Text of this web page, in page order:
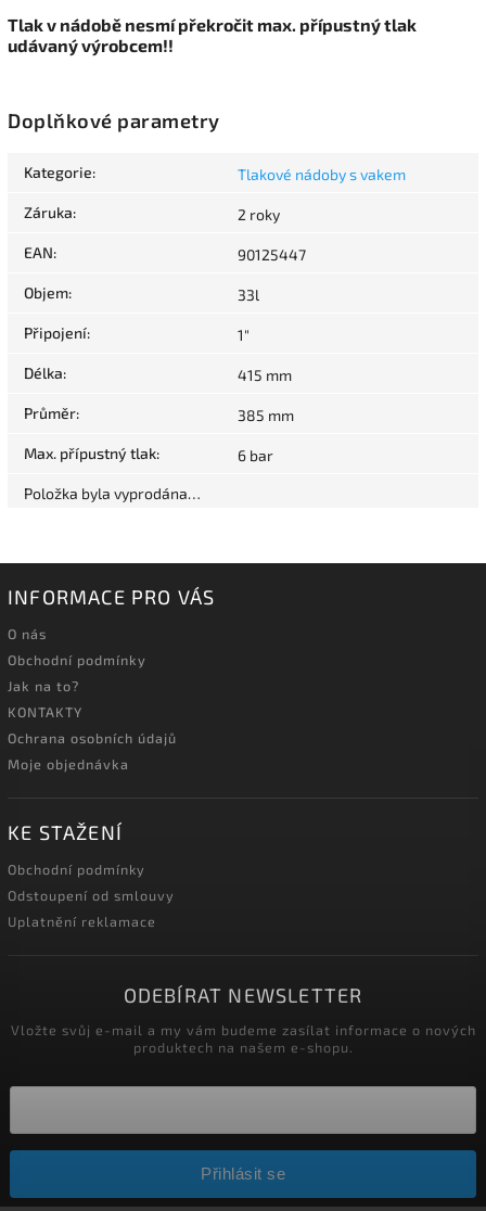
Tlak v nádobě nesmí překročit max. přípustný tlak
udávaný výrobcem!!
Doplňkové parametry
Kategorie: Tlakové nádoby s vakem
Záruka: 2 roky
EAN: 90125447
Objem: 33l
Připojení: 1"
Délka: 415 mm
Průměr: 385 mm
Max. přípustný tlak: 6 bar
Položka byla vyprodána…
INFORMACE PRO VÁS
O nás
Obchodní podmínky
Jak na to?
KONTAKTY
Ochrana osobních údajů
Moje objednávka
KE STAŽENÍ
Obchodní podmínky
Odstoupení od smlouvy
Uplatnění reklamace
ODEBÍRAT NEWSLETTER
Vložte svůj e-mail a my vám budeme zasílat informace o nových
produktech na našem e-shopu.
Přihlásit se